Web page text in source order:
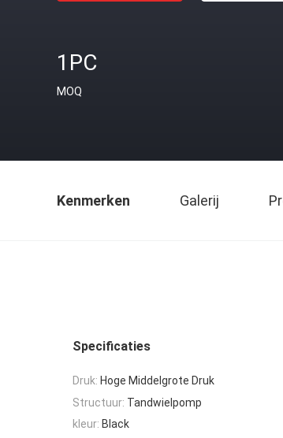
1PC
MOQ
Kenmerken Galerij
Specificaties
Druk: Hoge Middelgrote Druk
Structuur: Tandwielpomp
kleur: Black